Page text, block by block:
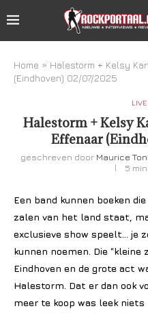
Home » Halestorm + Kelsy
(Eindhoven) 02/07/2025
LIVE
Halestorm + Kelsy
Effenaar
geschreven door Maurice
5
Een band kunnen boeken
zalen van het land staat,
exclusieve show speelt… je
kunnen noemen. Die “kleine
Eindhoven en de grote act
Halestorm. Dat er dan ook
meer te koop was leek